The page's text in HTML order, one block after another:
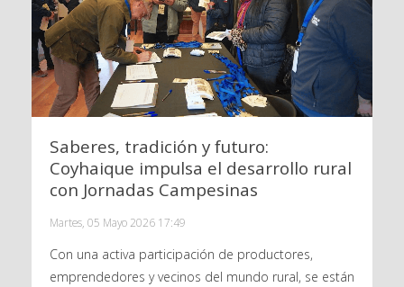
Saberes, tradición y futuro:
Coyhaique impulsa el desarrollo rural
con Jornadas Campesinas
Martes, 05 Mayo 2026 17:49
Con una activa participación de productores,
emprendedores y vecinos del mundo rural, se están